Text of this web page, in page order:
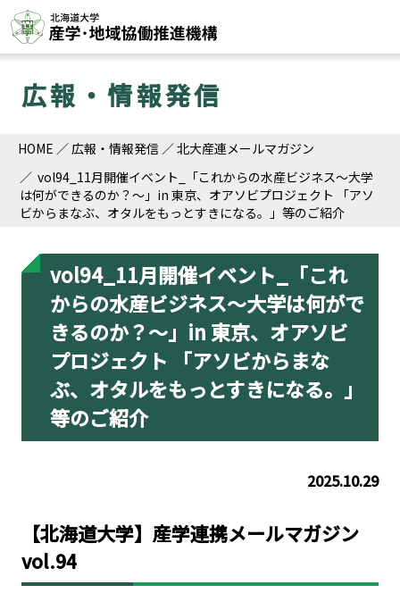
広報・情報発信
HOME 広報・情報発信
北大産連メールマガジン
vol94_11月開催イベント_「これからの水産ビジネス～大学
は何ができるのか？～」in 東京、オアソビプロジェクト 「アソ
ビからまなぶ、オタルをもっとすきになる。」等のご紹介
vol94_11月開催イベント_「これ
からの水産ビジネス～大学は何がで
きるのか？～」in 東京、オアソビ
プロジェクト 「アソビからまな
ぶ、オタルをもっとすきになる。」
等のご紹介
2025.10.29
【北海道大学】産学連携メールマガジン
vol.94